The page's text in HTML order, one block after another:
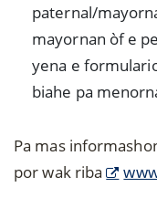
paternal/
mayornan òf e
yena e
biahe pa
Pa mas
por wak riba